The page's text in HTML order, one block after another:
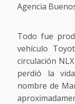
Agencia
Todo fue
vehículo
circulación
perdió la
nombre de